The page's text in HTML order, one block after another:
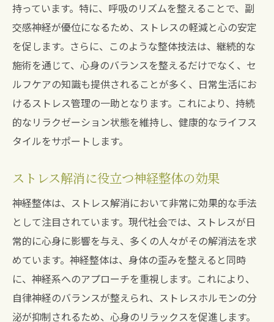
持っています。特に、呼吸のリズムを整えることで、副
交感神経が優位になるため、ストレスの軽減と心の安定
を促します。さらに、このような整体技法は、継続的な
施術を通じて、心身のバランスを整えるだけでなく、セ
ルフケアの知識も提供されることが多く、日常生活にお
けるストレス管理の一助となります。これにより、持続
的なリラクゼーション状態を維持し、健康的なライフス
タイルをサポートします。
ストレス解消に役立つ神経整体の効果
神経整体は、ストレス解消において非常に効果的な手法
として注目されています。現代社会では、ストレスが日
常的に心身に影響を与え、多くの人々がその解消法を求
めています。神経整体は、身体の歪みを整えると同時
に、神経系へのアプローチを重視します。これにより、
自律神経のバランスが整えられ、ストレスホルモンの分
泌が抑制されるため、心身のリラックスを促進します。